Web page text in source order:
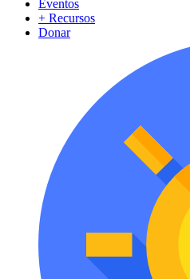
Eventos
+ Recursos
Donar